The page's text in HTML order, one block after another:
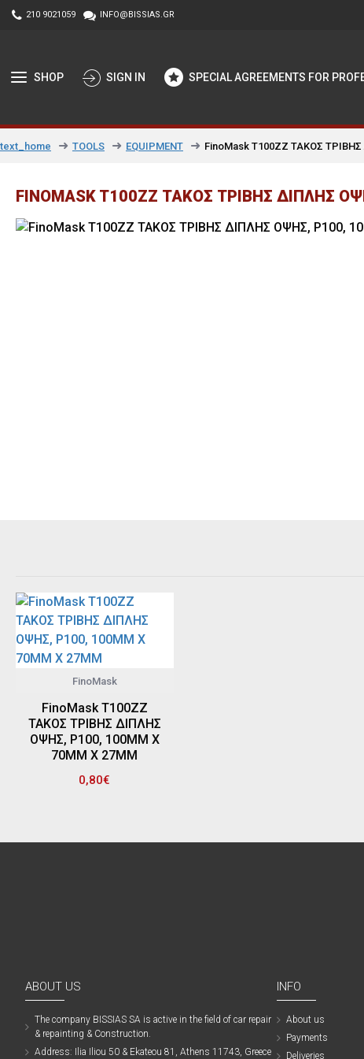
210 9021059 INFO@BISSIAS.GR
SHOP SIGN IN SPECIAL AGREEMENTS FOR
text_home TOOLS EQUIPMENT FinoMask T100ZZ ΤΑΚΟΣ
FINOMASK T100ZZ ΤΑΚΟΣ ΤΡΙΒΗΣ ΔΙΠΛΗΣ
FinoMask
FinoMask T100ZZ
ΤΑΚΟΣ ΤΡΙΒΗΣ ΔΙΠΛΗΣ
ΟΨΗΣ, P100, 100MM Χ
70MM Χ 27MM
0,80€
ABOUT US
The company ΒISSIAS SA is active in the field of car repair
& repainting & Construction.
Address: Ilia Iliou 50 & Ekateou 81, Athens 11743, Greece
INFO
About us
Payments
Deliveries